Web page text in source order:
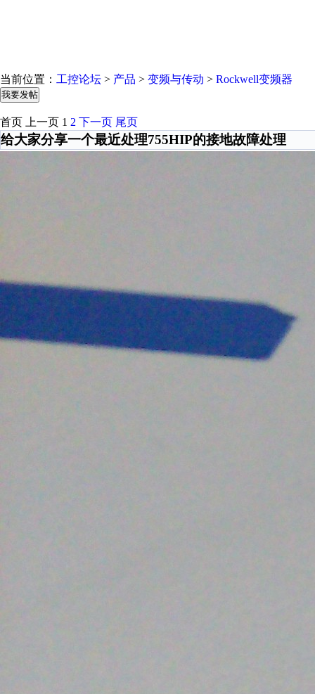
当前位置： 工控论坛 > 产品 > 变频与传动 > Rockwell变频器
我要发帖
首页 上一页 1 2 下一页 尾页
给大家分享一个最近处理755HIP的接地故障处理